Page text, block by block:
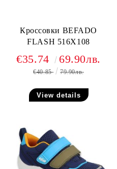
Кроссовки BEFADO
FLASH 516X108
€35.74 69.90лв.
€40.85 79.90лв.
View details